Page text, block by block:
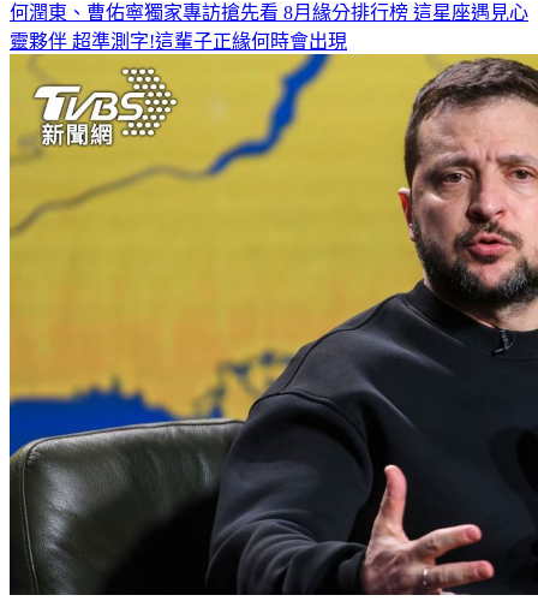
何潤東、曹佑寧獨家專訪搶先看 8月緣分排行榜 這星座遇見心
靈夥伴 超準測字!這輩子正緣何時會出現